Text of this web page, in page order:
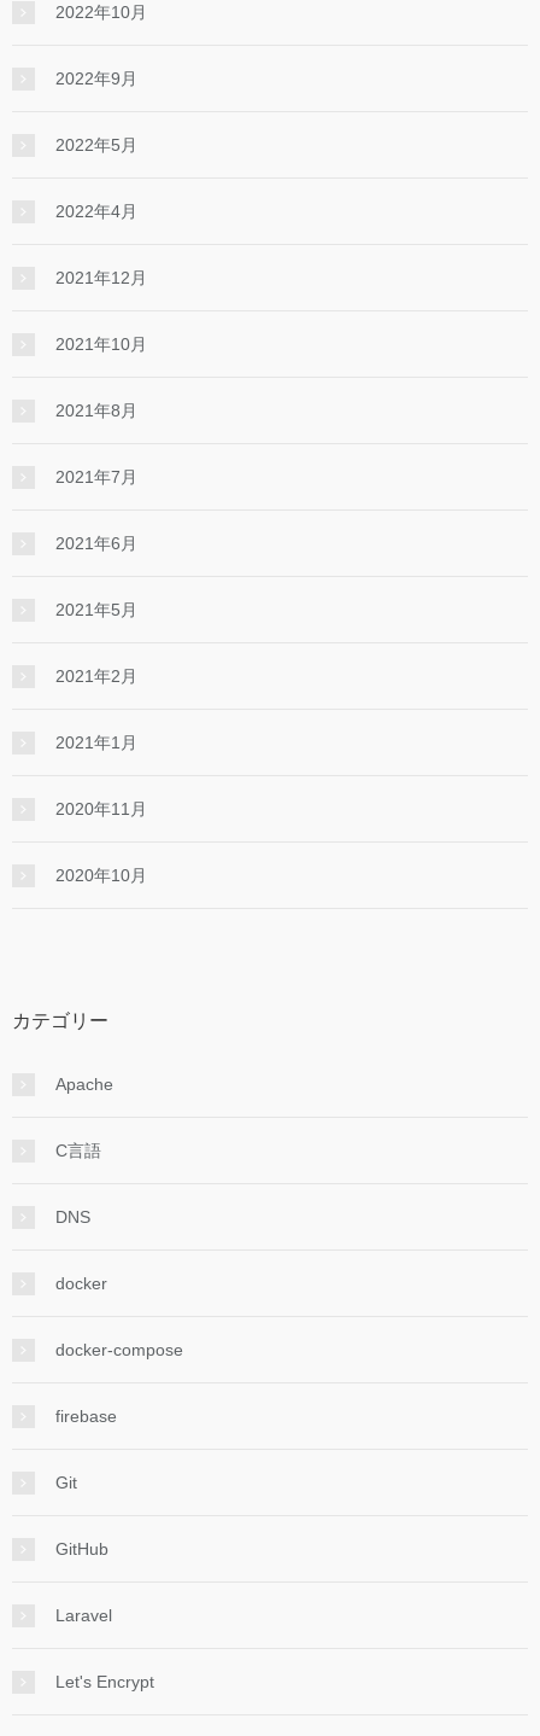
2022年10月
2022年9月
2022年5月
2022年4月
2021年12月
2021年10月
2021年8月
2021年7月
2021年6月
2021年5月
2021年2月
2021年1月
2020年11月
2020年10月
カテゴリー
Apache
C言語
DNS
docker
docker-compose
firebase
Git
GitHub
Laravel
Let's Encrypt